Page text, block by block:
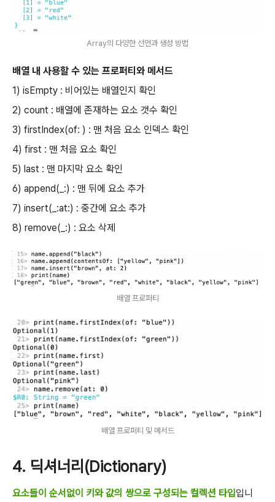
Array의 다양한 선언과 생성 방법
배열 내 사용할 수 있는 프로퍼티와 메서드
1) isEmpty : 비어있는 배열인지 확인
2) count : 배열에 존재하는 요소 갯수 확인
3) firstIndex(of: ) : 맨 처음 요소 인덱스 확인
4) first : 맨 처음 요소 확인
5) last : 맨 마지막 요소 확인
6) append(_:) : 맨 뒤에 요소 추가
7) insert(_:at:) : 중간에 요소 추가
8) remove(_:) : 요소 삭제
배열 프로퍼티
배열 프로퍼티 및 메서드
4. 딕셔너리(Dictionary)
요소들이 순서없이 키와 값의 쌍으로 구성되는 컬렉션 타입입니